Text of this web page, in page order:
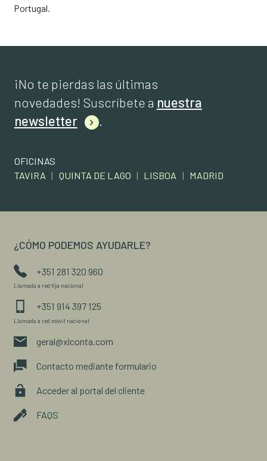
Portugal.
¡No te pierdas las últimas
novedades! Suscríbete a nuestra
newsletter
.
OFICINAS
TAVIRA | QUINTA DE LAGO | LISBOA | MADRID
¿CÓMO PODEMOS AYUDARLE?
+351 281 320 960
Llamada a red fija nacional
+351 914 397 125
Llamada a red móvil nacional
geral@xlconta.com
Contacto mediante formulario
Acceder al portal del cliente
FAQS